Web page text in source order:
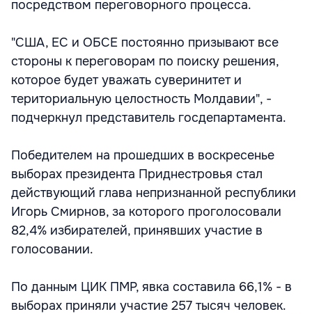
посредством переговорного процесса.
"США, ЕС и ОБСЕ постоянно призывают все
стороны к переговорам по поиску решения,
которое будет уважать суверинитет и
териториальную целостность Молдавии", -
подчеркнул представитель госдепартамента.
Победителем на прошедших в воскресенье
выборах президента Приднестровья стал
действующий глава непризнанной республики
Игорь Смирнов, за которого проголосовали
82,4% избирателей, принявших участие в
голосовании.
По данным ЦИК ПМР, явка составила 66,1% - в
выборах приняли участие 257 тысяч человек.